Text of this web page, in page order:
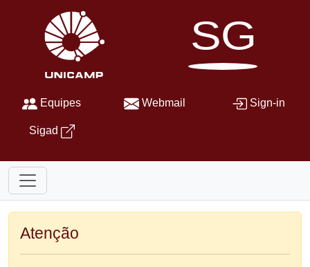
SG
Equipes Webmail Sign-in
Sigad
Atenção